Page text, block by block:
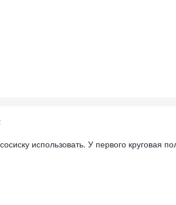
использовать. У первого круговая